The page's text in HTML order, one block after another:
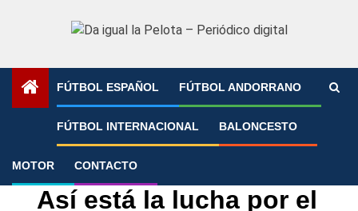
FÚTBOL ESPAÑOL FÚTBOL ANDORRANO
FÚTBOL INTERNACIONAL BALONCESTO
MOTOR CONTACTO
»
Eurocopa Fútbol Internacional
Así está la lucha por el